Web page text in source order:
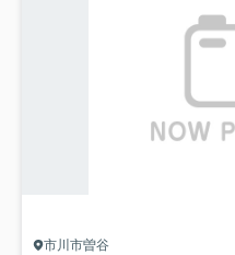
市川市曽谷